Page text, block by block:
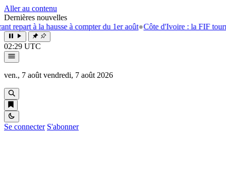
Aller au contenu
Dernières nouvelles
hausse à compter du 1er août●Côte d'Ivoire : la FIF tourne la page
02:29 UTC
ven., 7 août vendredi, 7 août 2026
Se connecter S'abonner